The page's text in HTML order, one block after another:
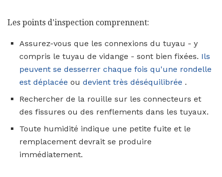
Les points d'inspection comprennent:
Assurez-vous que les connexions du tuyau - y
compris le tuyau de vidange - sont bien fixées. Ils
peuvent se desserrer chaque fois qu'une rondelle
est déplacée ou devient très déséquilibrée .
Rechercher de la rouille sur les connecteurs et
des fissures ou des renflements dans les tuyaux.
Toute humidité indique une petite fuite et le
remplacement devrait se produire
immédiatement.